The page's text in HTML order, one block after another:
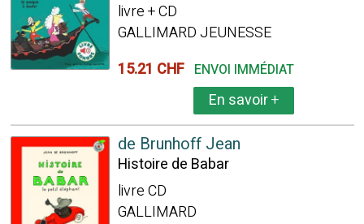
livre + CD
GALLIMARD JEUNESSE
15.21 CHF ENVOI IMMÉDIAT
En savoir+
de Brunhoff Jean
Histoire de Babar
livre CD
GALLIMARD